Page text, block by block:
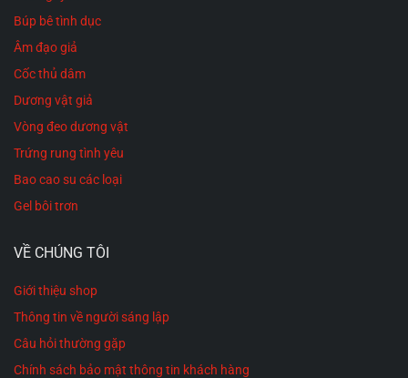
Búp bê tình dục
Âm đạo giả
Cốc thủ dâm
Dương vật giả
Vòng đeo dương vật
Trứng rung tình yêu
Bao cao su các loại
Gel bôi trơn
VỀ CHÚNG TÔI
Giới thiệu shop
Thông tin về người sáng lập
Câu hỏi thường gặp
Chính sách bảo mật thông tin khách hàng